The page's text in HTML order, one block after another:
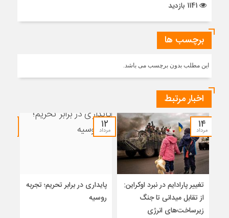
برچسب ها
این مطلب بدون برچسب می باشد.
اخبار مرتبط
۱۴
مرداد
تغییر پارادایم در نبرد اوکراین:
از تقابل میدانی تا جنگ
زیرساخت‌های انرژی
۱۲
مرداد
پایداری در برابر تحریم؛ تجربه
روسیه